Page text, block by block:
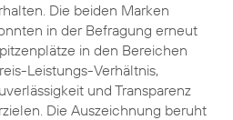
Die beiden Marken
in der Befragung erneut
in den Bereichen
Leistungs-Verhältnis,
und Transparenz
Die Auszeichnung beruht